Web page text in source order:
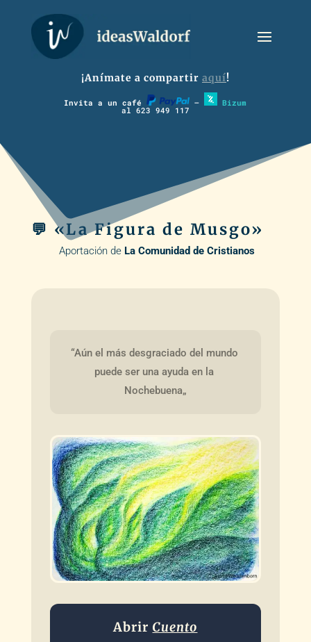
¡Anímate a compartir aquí!
Invita a un café – Bizum
al 623 949 117
💬 «La Figura de Musgo»
Aportación de La Comunidad de Cristianos
“Aún el más desgraciado del mundo
puede ser una ayuda en la
Nochebuena„
Abrir Cuento